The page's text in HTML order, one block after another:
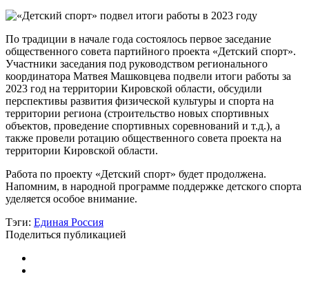
По традиции в начале года состоялось первое заседание
общественного совета партийного проекта «Детский спорт».
Участники заседания под руководством регионального
координатора Матвея Машковцева подвели итоги работы за
2023 год на территории Кировской области, обсудили
перспективы развития физической культуры и спорта на
территории региона (строительство новых спортивных
объектов, проведение спортивных соревнований и т.д.), а
также провели ротацию общественного совета проекта на
территории Кировской области.
Работа по проекту «Детский спорт» будет продолжена.
Напомним, в народной программе поддержке детского спорта
уделяется особое внимание.
Тэги: Единая Россия
Поделиться публикацией